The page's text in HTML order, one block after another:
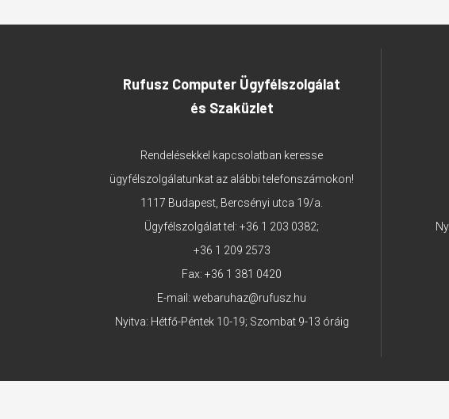
Rufusz Computer Ügyfélszolgálat
és Szaküzlet
Rendelésekkel kapcsolatban keresse
ügyfélszolgálatunkat az alábbi telefonszámokon!
1117 Budapest, Bercsényi utca 19/a.
Ügyfélszolgálat tel:+36 1 203 0382;
+36 1 209 2573
Fax: +36 1 381 0420
E-mail:webaruhaz@rufusz.hu
Nyitva: Hétfő-Péntek 10-19; Szombat 9-13 óráig